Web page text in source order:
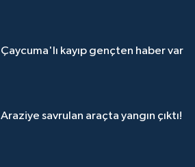
Çaycuma'lı kayıp gençten haber var
Araziye savrulan araçta yangın çıktı!